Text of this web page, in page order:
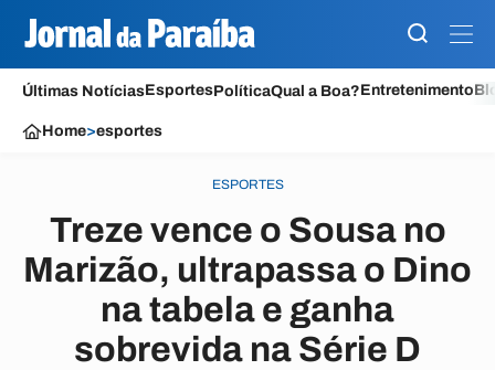
Últimas NotíciasEsportesPolíticaQual a Boa?Entretenimento
Home>esportes
ESPORTES
Treze vence o Sousa no
Marizão, ultrapassa o Dino
na tabela e ganha
sobrevida na Série D